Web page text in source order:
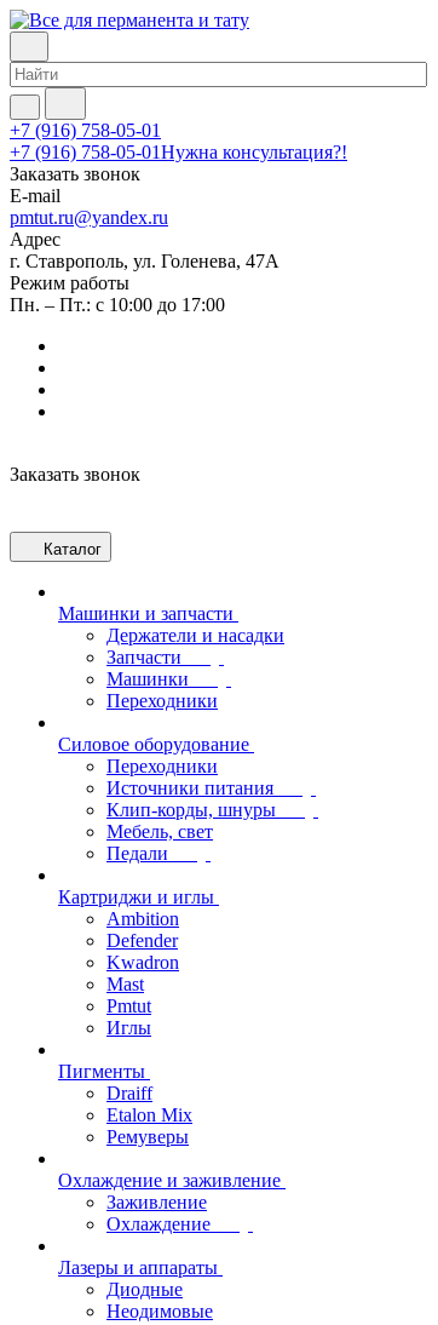
+7 (916) 758-05-01
+7 (916) 758-05-01Нужна консультация?!
Заказать звонок
E-mail
pmtut.ru@yandex.ru
Адрес
г. Ставрополь, ул. Голенева, 47А
Режим работы
Пн. – Пт.: с 10:00 до 17:00
Заказать звонок
Каталог
Машинки и запчасти
Держатели и насадки
Запчасти
Машинки
Переходники
Силовое оборудование
Переходники
Источники питания
Клип-корды, шнуры
Мебель, свет
Педали
Картриджи и иглы
Ambition
Defender
Kwadron
Mast
Pmtut
Иглы
Пигменты
Draiff
Etalon Mix
Ремуверы
Охлаждение и заживление
Заживление
Охлаждение
Лазеры и аппараты
Диодные
Неодимовые